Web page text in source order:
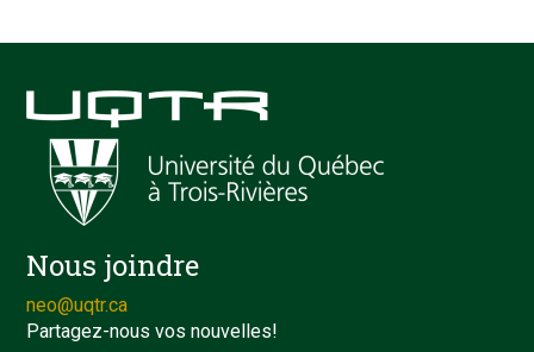
Nous joindre
neo@uqtr.ca
Partagez-nous vos nouvelles!